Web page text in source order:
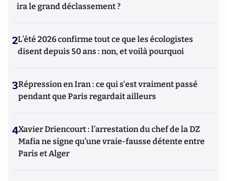
ira le grand déclassement ?
2L’été 2026 confirme tout ce que les écologistes
disent depuis 50 ans : non, et voilà pourquoi
3Répression en Iran : ce qui s'est vraiment passé
pendant que Paris regardait ailleurs
4Xavier Driencourt : l’arrestation du chef de la DZ
Mafia ne signe qu’une vraie-fausse détente entre
Paris et Alger